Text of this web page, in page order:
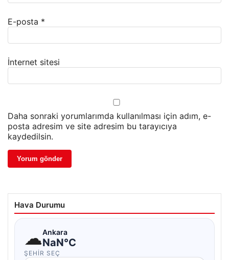
E-posta *
İnternet sitesi
Daha sonraki yorumlarımda kullanılması için adım, e-
posta adresim ve site adresim bu tarayıcıya
kaydedilsin.
Hava Durumu
☁Ankara
NaN°C
ŞEHIR SEÇ